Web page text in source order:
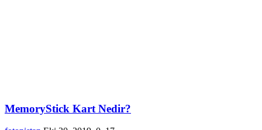
MemoryStick Kart Nedir?